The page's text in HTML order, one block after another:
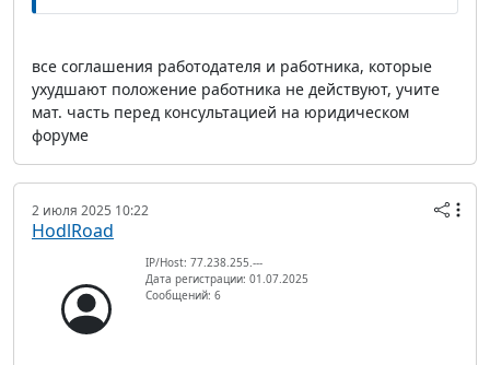
все соглашения работодателя и работника, которые
ухудшают положение работника не действуют, учите
мат. часть перед консультацией на юридическом
форуме
2 июля 2025 10:22
HodlRoad
IP/Host: 77.238.255.---
Дата регистрации: 01.07.2025
Сообщений: 6